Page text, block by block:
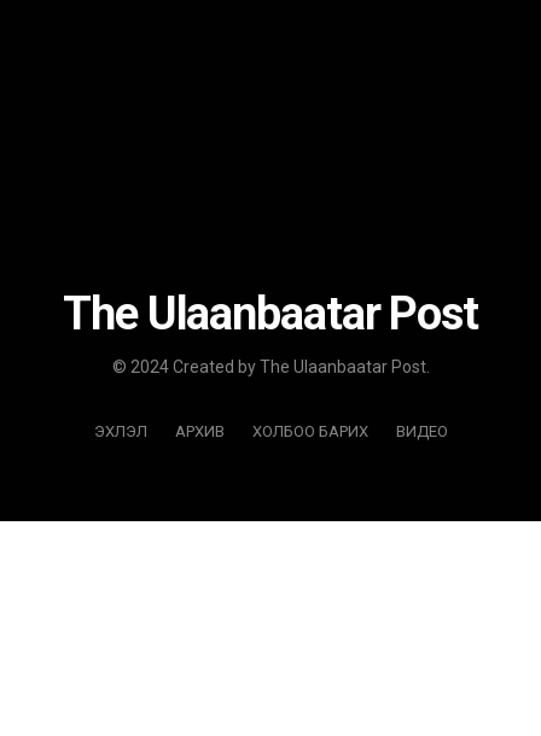
The Ulaanbaatar Post
© 2024 Created by The Ulaanbaatar Post.
ЭХЛЭЛ АРХИВ ХОЛБОО БАРИХ ВИДЕО